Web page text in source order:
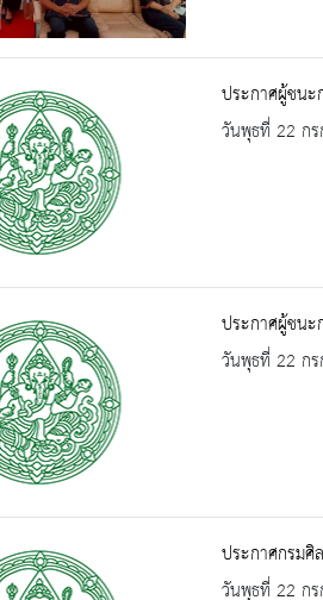
ประกาศผู้ชนะ
วันพุธที่ 22 ก
ประกาศผู้ชนะ
วันพุธที่ 22 ก
ประกาศกรมศิ
วันพุธที่ 22 ก